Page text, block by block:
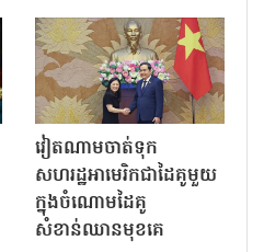
វៀតណាមចាត់ទុក
សហរដ្ឋអាមេរិកជាដៃគូមួយ
ក្នុងចំណោមដៃគូ
សំខាន់ឈានមុខគេ